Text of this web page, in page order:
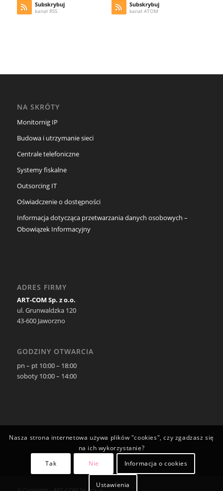
Subskrybuj
kanał RSS
Subskrybuj
kanał ATOM
NA SKRÓTY
Monitornig IP
Budowa i utrzymanie sieci
Centrale telefoniczne
Systemy fiskalne
Outsorcing IT
Oświadczenie o dostępności
Informacja dotycząca przetwarzania danych osobowych –
Obowiązek Informacyjny
ADRES FIRMY
ART-COM Sp. z o.o.
ul. Grunwaldzka 120
43-600 Jaworzno
GODZINY OTWARCIA
pn – pt 10:00 – 18:00
soboty 10:00 – 14:00
Nasza strona internetowa używa plików "cookies", czy zgadzasz się
na ich wykorzystanie?
Tak
Nie Informacja o cookies
Ustawienia